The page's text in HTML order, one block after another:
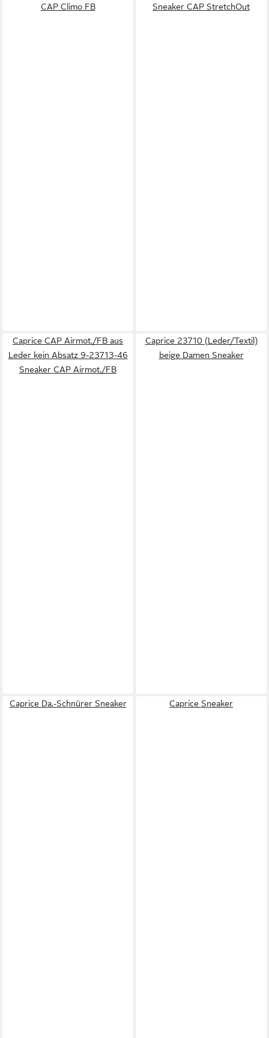
CAP Climo FB
Sneaker CAP StretchOut
Caprice CAP Airmot./FB aus
Leder kein Absatz 9-23713-46
Sneaker CAP Airmot./FB
Caprice 23710 (Leder/Textil)
beige Damen Sneaker
Caprice Da.-Schnürer Sneaker Caprice Sneaker